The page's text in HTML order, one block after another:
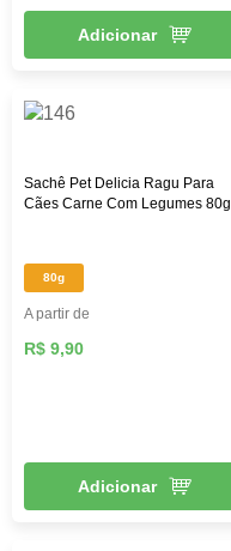
Adicionar
Sachê Pet Delicia Ragu Para
Cães Carne Com Legumes 80g
80g
A partir de
R$ 9,90
Adicionar